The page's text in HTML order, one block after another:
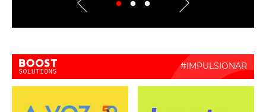
Boost Activate